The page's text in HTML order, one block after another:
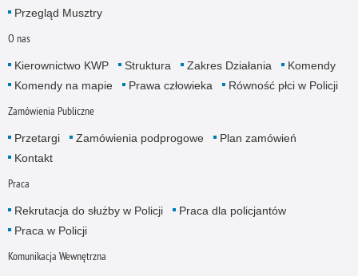
Przegląd Musztry
O nas
Kierownictwo KWP Struktura Zakres Działania
Komendy
Komendy na mapie
Prawa człowieka Równość płci w Policji
Zamówienia Publiczne
Przetargi Zamówienia podprogowe
Plan zamówień
Kontakt
Praca
Rekrutacja do służby w Policji
Praca dla policjantów
Praca w Policji
Komunikacja Wewnętrzna